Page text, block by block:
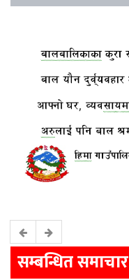
सम्बन्धित समाचार